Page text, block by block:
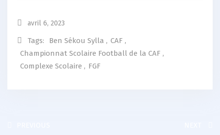
avril 6, 2023
Tags: Ben Sékou Sylla , CAF ,
Championnat Scolaire Football de la CAF ,
Complexe Scolaire , FGF